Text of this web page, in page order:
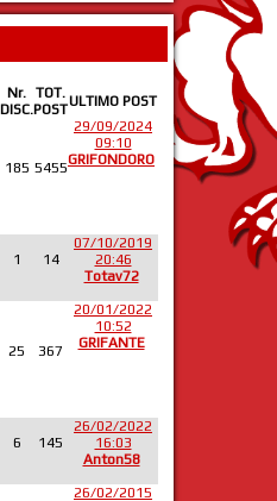
Nr.
DISC.
TOT.
POSTULTIMO POST
185 5455
29/09/2024
09:10
GRIFONDORO
1 14
07/10/2019
20:46
Totav72
25
367
20/01/2022
10:52
GRIFANTE
6 145
26/02/2022
16:03
Anton58
26/02/2015